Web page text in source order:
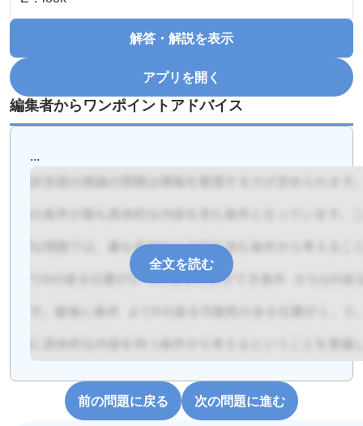
解答・解説を表示
アプリを開く
編集者からワンポイントアドバイス
...
全文を読む
前の問題に戻る 次の問題に進む